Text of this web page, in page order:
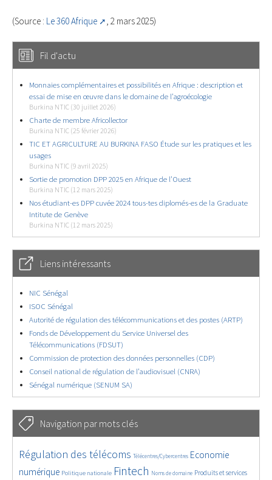
(Source : Le 360 Afrique , 2 mars 2025)
Fil d'actu
Monnaies complémentaires et possibilités en Afrique : description et
essai de mise en œuvre dans le domaine de l’agroécologie
Burkina NTIC (30 juillet 2026)
Charte de membre Africollector
Burkina NTIC (25 février 2026)
TIC ET AGRICULTURE AU BURKINA FASO Étude sur les pratiques et les
usages
Burkina NTIC (9 avril 2025)
Sortie de promotion DPP 2025 en Afrique de l’Ouest
Burkina NTIC (12 mars 2025)
Nos étudiant-es DPP cuvée 2024 tous-tes diplomés-es de la Graduate
Intitute de Genève
Burkina NTIC (12 mars 2025)
Liens intéressants
NIC Sénégal
ISOC Sénégal
Autorité de régulation des télécommunications et des postes (ARTP)
Fonds de Développement du Service Universel des
Télécommunications (FDSUT)
Commission de protection des données personnelles (CDP)
Conseil national de régulation de l’audiovisuel (CNRA)
Sénégal numérique (SENUM SA)
Navigation par mots clés
4629/5559
Régulation des télécoms
362/5559 Télécentres/Cybercentres
3737/5559
Economie
numérique
1862/5559 Politique nationale
5164/5559 Fintech
676/5559 Noms de domaine
2446/5559 Produits et services
1596/5559